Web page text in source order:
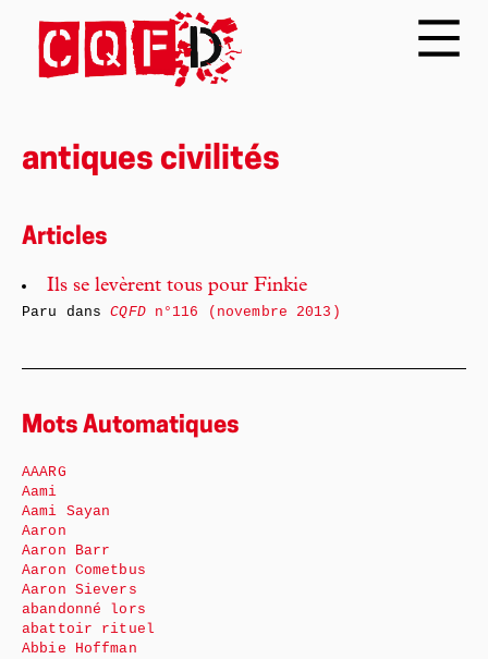
antiques civilités
Articles
Ils se levèrent tous pour Finkie
Paru dansCQFDn°116 (novembre 2013)
Mots Automatiques
AAARG
Aami
Aami Sayan
Aaron
Aaron Barr
Aaron Cometbus
Aaron Sievers
abandonné lors
abattoir rituel
Abbie Hoffman